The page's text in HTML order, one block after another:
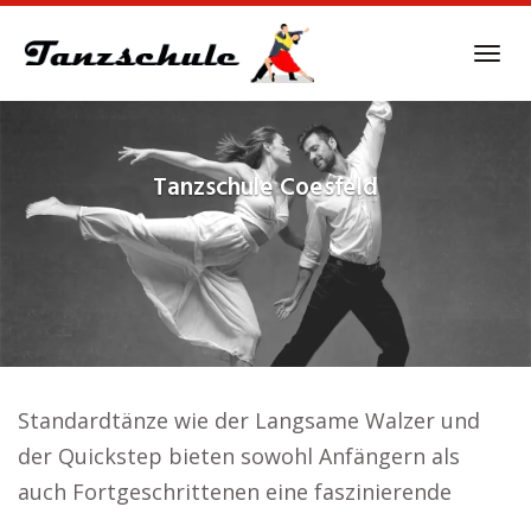
TanzschuleCoesfeld
Standardtänze wie der Langsame Walzer und
der Quickstep bieten sowohl Anfängern als
auch Fortgeschrittenen eine faszinierende